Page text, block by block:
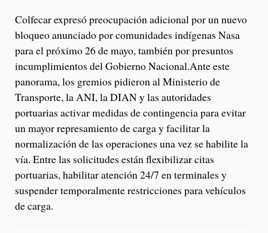
Colfecar expresó preocupación adicional por un nuevo
bloqueo anunciado por comunidades indígenas Nasa
para el próximo 26 de mayo, también por presuntos
incumplimientos del Gobierno Nacional.Ante este
panorama, los gremios pidieron al Ministerio de
Transporte, la ANI, la DIAN y las autoridades
portuarias activar medidas de contingencia para evitar
un mayor represamiento de carga y facilitar la
normalización de las operaciones una vez se habilite la
vía. Entre las solicitudes están flexibilizar citas
portuarias, habilitar atención 24/7 en terminales y
suspender temporalmente restricciones para vehículos
de carga.